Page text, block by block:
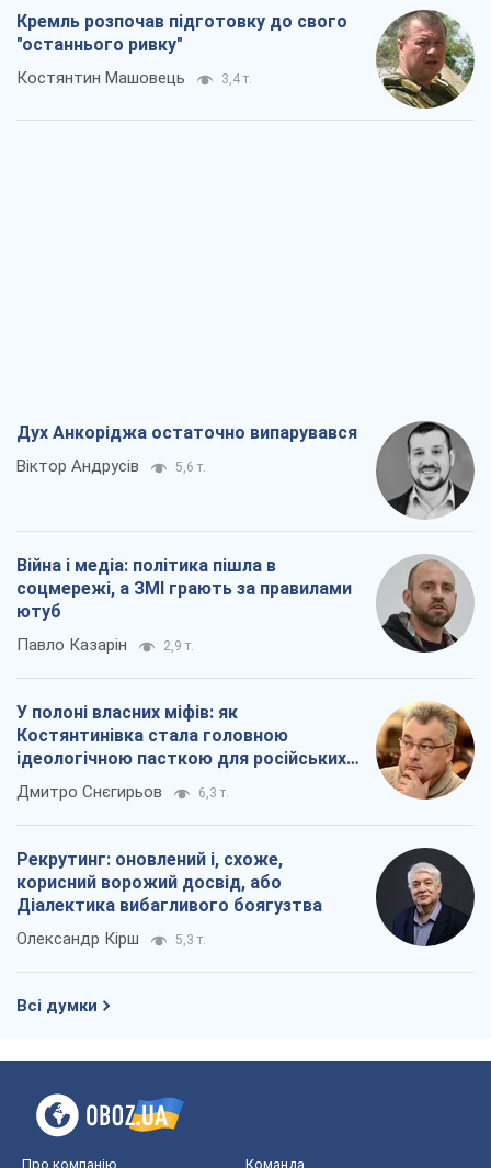
Кремль розпочав підготовку до свого
"останнього ривку"
Костянтин Машовець 3,4 т.
Дух Анкоріджа остаточно випарувався
Віктор Андрусів 5,6 т.
Війна і медіа: політика пішла в
соцмережі, а ЗМІ грають за правилами
ютуб
Павло Казарін 2,9 т.
У полоні власних міфів: як
Костянтинівка стала головною
ідеологічною пасткою для російських
окупантів
Дмитро Снєгирьов 6,3 т.
Рекрутинг: оновлений і, схоже,
корисний ворожий досвід, або
Діалектика вибагливого боягузтва
Олександр Кірш 5,3 т.
Всі думки
Про компанію Команда